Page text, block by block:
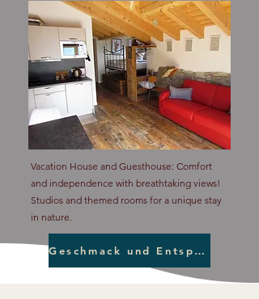
Vacation House and Guesthouse: Comfort
and independence with breathtaking views!
Studios and themed rooms for a unique stay
in nature.
Geschmack und Entspannung mit Aussicht